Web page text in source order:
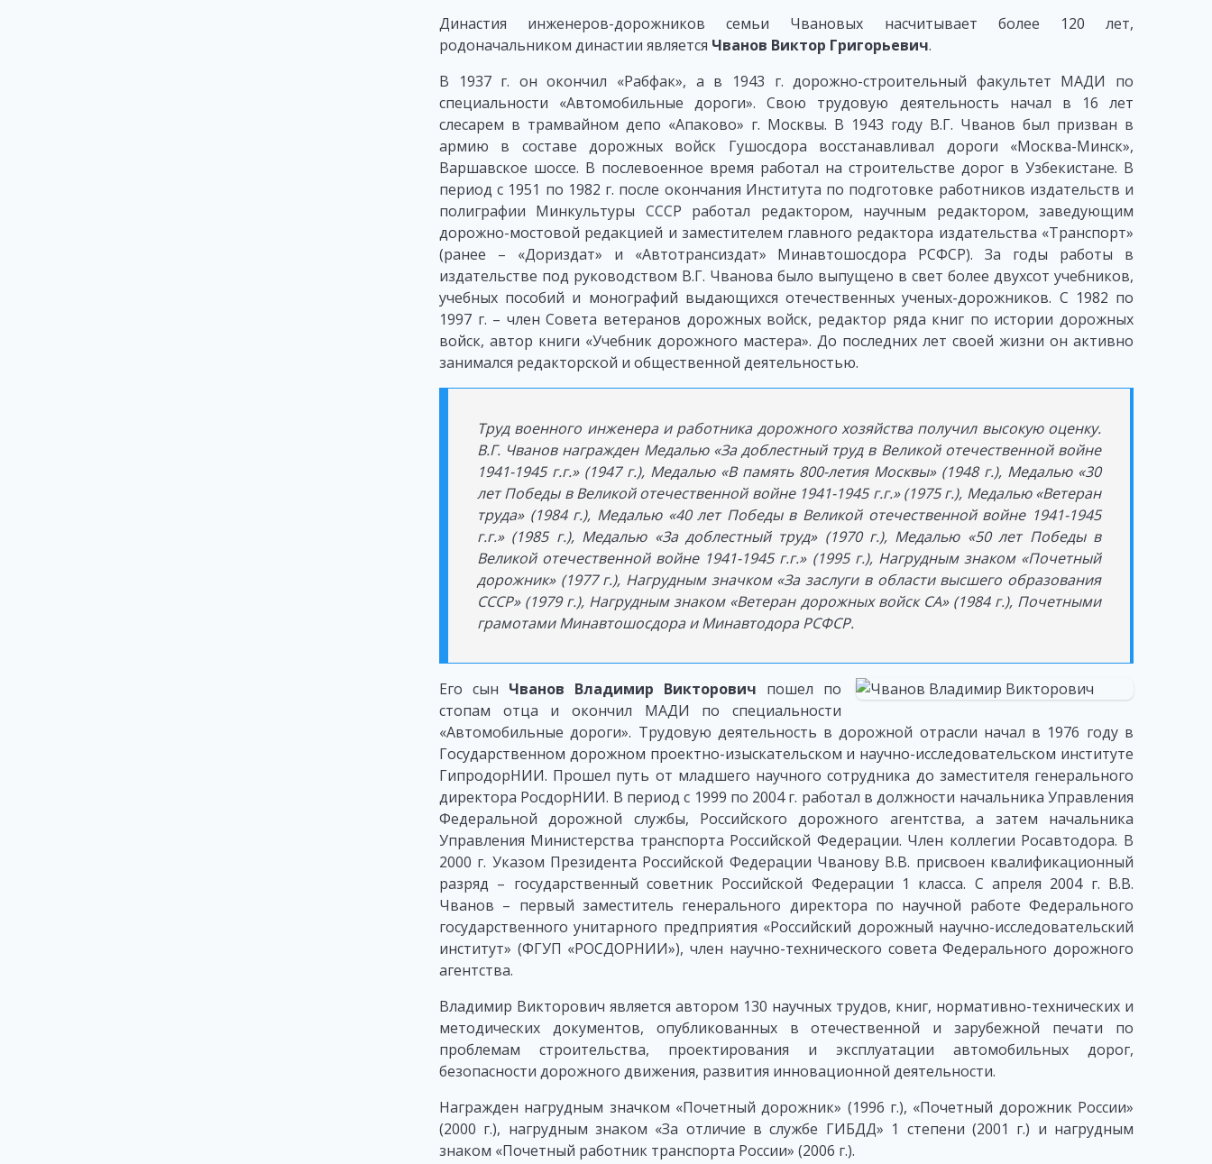
Династия инженеров-дорожников семьи Чвановых насчитывает более 120 лет,
родоначальником династии является Чванов Виктор Григорьевич.
В 1937 г. он окончил «Рабфак», а в 1943 г. дорожно-строительный факультет МАДИ по
специальности «Автомобильные дороги». Свою трудовую деятельность начал в 16 лет
слесарем в трамвайном депо «Апаково» г. Москвы. В 1943 году В.Г. Чванов был призван в
армию в составе дорожных войск Гушосдора восстанавливал дороги «Москва-Минск»,
Варшавское шоссе. В послевоенное время работал на строительстве дорог в Узбекистане. В
период с 1951 по 1982 г. после окончания Института по подготовке работников издательств и
полиграфии Минкультуры СССР работал редактором, научным редактором, заведующим
дорожно-мостовой редакцией и заместителем главного редактора издательства «Транспорт»
(ранее – «Дориздат» и «Автотрансиздат» Минавтошосдора РСФСР). За годы работы в
издательстве под руководством В.Г. Чванова было выпущено в свет более двухсот учебников,
учебных пособий и монографий выдающихся отечественных ученых-дорожников. С 1982 по
1997 г. – член Совета ветеранов дорожных войск, редактор ряда книг по истории дорожных
войск, автор книги «Учебник дорожного мастера». До последних лет своей жизни он активно
занимался редакторской и общественной деятельностью.
Труд военного инженера и работника дорожного хозяйства получил высокую оценку.
В.Г. Чванов награжден Медалью «За доблестный труд в Великой отечественной войне
1941-1945 г.г.» (1947 г.), Медалью «В память 800-летия Москвы» (1948 г.), Медалью «30
лет Победы в Великой отечественной войне 1941-1945 г.г.» (1975 г.), Медалью «Ветеран
труда» (1984 г.), Медалью «40 лет Победы в Великой отечественной войне 1941-1945
г.г.» (1985 г.), Медалью «За доблестный труд» (1970 г.), Медалью «50 лет Победы в
Великой отечественной войне 1941-1945 г.г.» (1995 г.), Нагрудным знаком «Почетный
дорожник» (1977 г.), Нагрудным значком «За заслуги в области высшего образования
СССР» (1979 г.), Нагрудным знаком «Ветеран дорожных войск СА» (1984 г.), Почетными
грамотами Минавтошосдора и Минавтодора РСФСР.
Его сын Чванов Владимир Викторович пошел по
стопам отца и окончил МАДИ по специальности
«Автомобильные дороги». Трудовую деятельность в дорожной отрасли начал в 1976 году в
Государственном дорожном проектно-изыскательском и научно-исследовательском институте
ГипродорНИИ. Прошел путь от младшего научного сотрудника до заместителя генерального
директора РосдорНИИ. В период с 1999 по 2004 г. работал в должности начальника Управления
Федеральной дорожной службы, Российского дорожного агентства, а затем начальника
Управления Министерства транспорта Российской Федерации. Член коллегии Росавтодора. В
2000 г. Указом Президента Российской Федерации Чванову В.В. присвоен квалификационный
разряд – государственный советник Российской Федерации 1 класса. С апреля 2004 г. В.В.
Чванов – первый заместитель генерального директора по научной работе Федерального
государственного унитарного предприятия «Российский дорожный научно-исследовательский
институт» (ФГУП «РОСДОРНИИ»), член научно-технического совета Федерального дорожного
агентства.
Владимир Викторович является автором 130 научных трудов, книг, нормативно-технических и
методических документов, опубликованных в отечественной и зарубежной печати по
проблемам строительства, проектирования и эксплуатации автомобильных дорог,
безопасности дорожного движения, развития инновационной деятельности.
Награжден нагрудным значком «Почетный дорожник» (1996 г.), «Почетный дорожник России»
(2000 г.), нагрудным знаком «За отличие в службе ГИБДД» 1 степени (2001 г.) и нагрудным
знаком «Почетный работник транспорта России» (2006 г.).